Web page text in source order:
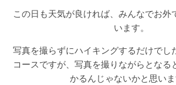
この日も天気が良ければ、みんなでお外
います。
写真を撮らずにハイキングするだけでし
コースですが、写真を撮りながらとなる
かるんじゃないかと思いま